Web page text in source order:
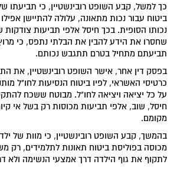
כך למשל, קבע השופט רובינשטיין, כי תביעתו
ביטוח עבור נכות מתאונה, עלולה להתיישן
נכותו הסופית. בכך חיסל אלפי תביעות
שחסרו את הידע להבין את הבלתי נתפס, כי
תביעתם מתחיל בטרם תתגבש נכותם.
בפסק דין אחר, אישר השופט רובינשטיין, את
כרטיסי האשראי, לפיו ביטוח הנסיעות לחו"ל
על כל יציאה ויציאה לחו"ל. מבוטח ששכח
חיסל, שוב, אלפי תביעות מכוסות רק בשל אי
מקומם.
בהמשך, קבע השופט רובינשטיין, כי מוות של
מכוסה בפוליסת ביטוח תאונות לתלמידים, רק
לתקוף את גוף הילדה דרך אמצעי הנשימה ולא